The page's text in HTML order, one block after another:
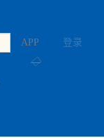
登录
APP
◇